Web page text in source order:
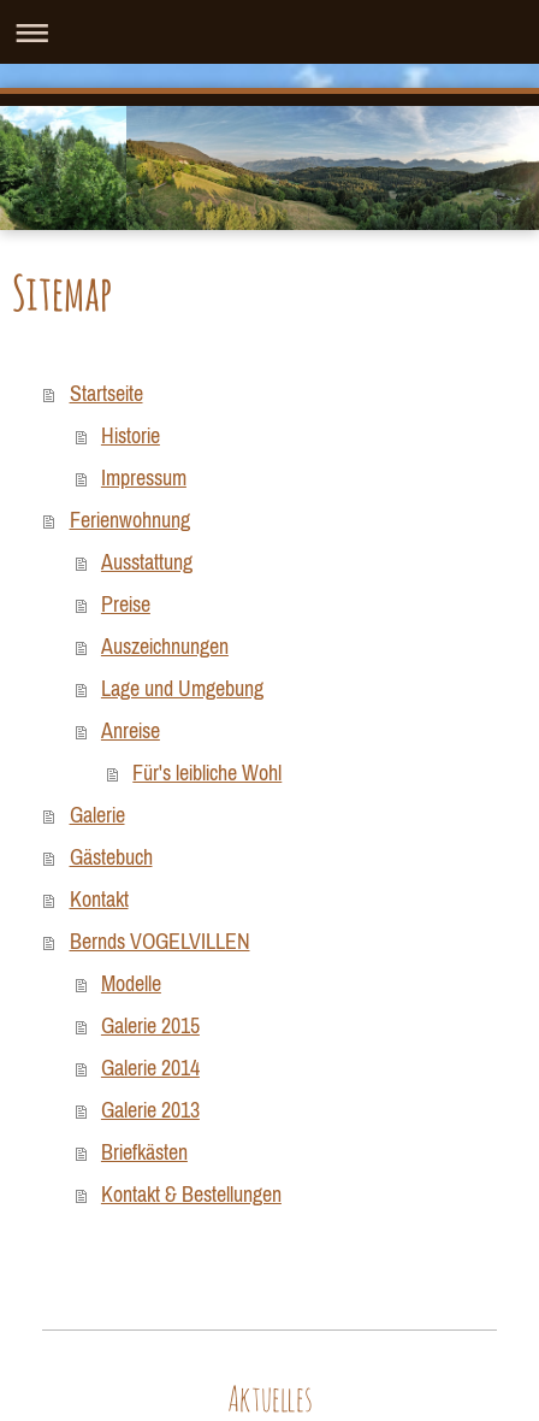
Sitemap
Startseite
Historie
Impressum
Ferienwohnung
Ausstattung
Preise
Auszeichnungen
Lage und Umgebung
Anreise
Für's leibliche Wohl
Galerie
Gästebuch
Kontakt
Bernds VOGELVILLEN
Modelle
Galerie 2015
Galerie 2014
Galerie 2013
Briefkästen
Kontakt & Bestellungen
Aktuelles